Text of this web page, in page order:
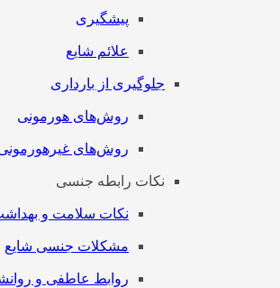
پیشگیری
علائم شایع
جلوگیری از بارداری
روش‌های هورمونی
روش‌های
نکات رابطه جنسی
نکات سلامت و
مشکلات جنسی شایع
روابط عاطفی و